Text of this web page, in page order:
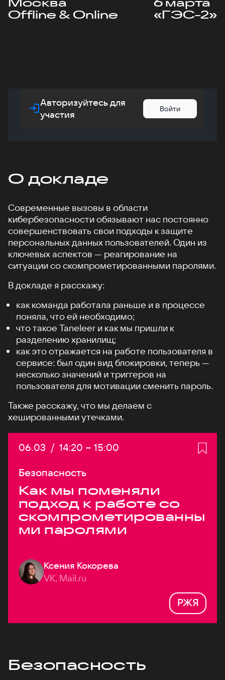
Offline & Online
«ГЭС-2»
Авторизуйтесь для
участия
Войти
О докладе
Современные вызовы в области
кибербезопасности обязывают нас постоянно
совершенствовать свои подходы к защите
персональных данных пользователей. Один из
ключевых аспектов — реагирование на
ситуации со скомпрометированными паролями.
В докладе я расскажу:
как команда работала раньше и в процессе
поняла, что ей необходимо;
что такое Taneleer и как мы пришли к
разделению хранилищ;
как это отражается на работе пользователя в
сервисе: был один вид блокировки, теперь —
несколько значений и триггеров на
пользователя для мотивации сменить пароль.
Также расскажу, что мы делаем с
хешированными утечками.
Дата:
06.03 / Начало:
14:20 – Конец:
15:00
Безопасность
Как мы поменяли
подход к работе со
скомпрометированны
ми паролями
Ксения Кокорева
VK, Mail.ru
РЖЯ
Безопасность